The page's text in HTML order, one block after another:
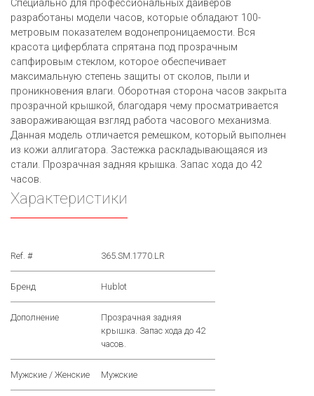
Специально для профессиональных дайверов
разработаны модели часов, которые обладают 100-
метровым показателем водонепроницаемости. Вся
красота циферблата спрятана под прозрачным
сапфировым стеклом, которое обеспечивает
максимальную степень защиты от сколов, пыли и
проникновения влаги. Оборотная сторона часов закрыта
прозрачной крышкой, благодаря чему просматривается
завораживающая взгляд работа часового механизма.
Данная модель отличается ремешком, который выполнен
из кожи аллигатора. Застежка раскладывающаяся из
стали. Прозрачная задняя крышка. Запас хода до 42
часов.
Характеристики
Ref. # 365.SM.1770.LR
Бренд Hublot
Дополнение
Прозрачная задняя
крышка. Запас хода до 42
часов.
Мужские / Женские Мужские